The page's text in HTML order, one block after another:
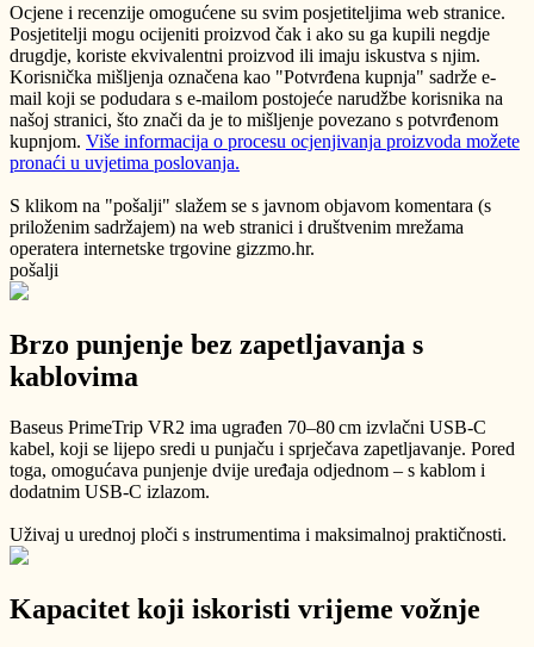
Ocjene i recenzije omogućene su svim posjetiteljima web stranice.
Posjetitelji mogu ocijeniti proizvod čak i ako su ga kupili negdje
drugdje, koriste ekvivalentni proizvod ili imaju iskustva s njim.
Korisnička mišljenja označena kao "Potvrđena kupnja" sadrže e-
mail koji se podudara s e-mailom postojeće narudžbe korisnika na
našoj stranici, što znači da je to mišljenje povezano s potvrđenom
kupnjom. Više informacija o procesu ocjenjivanja proizvoda možete
pronaći u uvjetima poslovanja.
S klikom na "pošalji" slažem se s javnom objavom komentara (s
priloženim sadržajem) na web stranici i društvenim mrežama
operatera internetske trgovine gizzmo.hr.
pošalji
Brzo punjenje bez zapetljavanja s
kablovima
Baseus PrimeTrip VR2 ima ugrađen 70–80 cm izvlačni USB-C
kabel, koji se lijepo sredi u punjaču i sprječava zapetljavanje. Pored
toga, omogućava punjenje dvije uređaja odjednom – s kablom i
dodatnim USB-C izlazom.
Uživaj u urednoj ploči s instrumentima i maksimalnoj praktičnosti.
Kapacitet koji iskoristi vrijeme vožnje